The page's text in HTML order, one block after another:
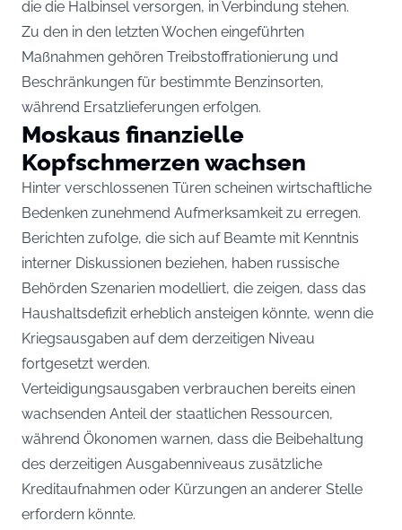
die die Halbinsel versorgen, in Verbindung stehen.
Zu den in den letzten Wochen eingeführten
Maßnahmen gehören Treibstoffrationierung und
Beschränkungen für bestimmte Benzinsorten,
während Ersatzlieferungen erfolgen.
Moskaus finanzielle
Kopfschmerzen wachsen
Hinter verschlossenen Türen scheinen wirtschaftliche
Bedenken zunehmend Aufmerksamkeit zu erregen.
Berichten zufolge, die sich auf Beamte mit Kenntnis
interner Diskussionen beziehen, haben russische
Behörden Szenarien modelliert, die zeigen, dass das
Haushaltsdefizit erheblich ansteigen könnte, wenn die
Kriegsausgaben auf dem derzeitigen Niveau
fortgesetzt werden.
Verteidigungsausgaben verbrauchen bereits einen
wachsenden Anteil der staatlichen Ressourcen,
während Ökonomen warnen, dass die Beibehaltung
des derzeitigen Ausgabenniveaus zusätzliche
Kreditaufnahmen oder Kürzungen an anderer Stelle
erfordern könnte.